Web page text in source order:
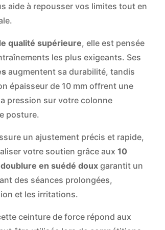
aide à repousser vos limites tout en
qualité supérieure, elle est pensée
les plus exigeants. Ses
augmentent sa durabilité, tandis
épaisseur de 10 mm offrent une
pression sur votre colonne
posture.
un ajustement précis et rapide,
votre soutien grâce aux 10
doublure en suédé doux garantit un
des séances prolongées,
et les irritations.
ceinture de force répond aux